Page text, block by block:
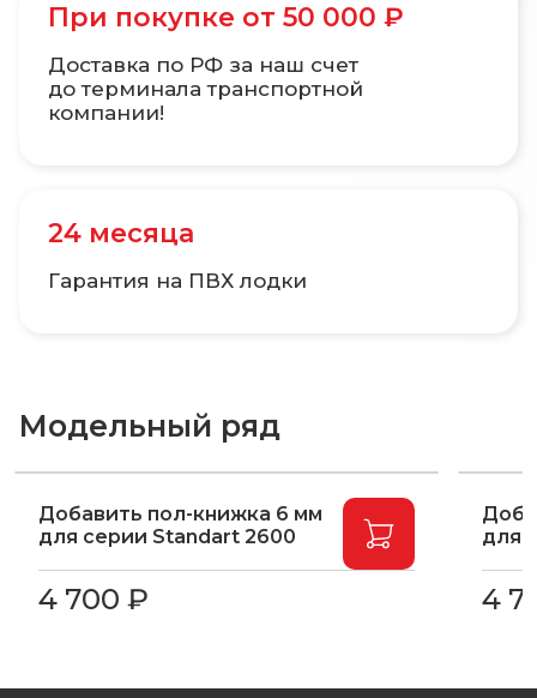
При покупке от 50 000 ₽
Доставка по РФ за наш счет
до терминала транспортной
компании!
24 месяца
Гарантия на ПВХ лодки
Модельный ряд
Добавить пол-книжка 6 мм
для серии Standart 2600
4 700 ₽
для
4